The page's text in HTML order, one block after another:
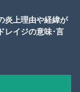
炎上理由や経緯が
レイジの意味･言